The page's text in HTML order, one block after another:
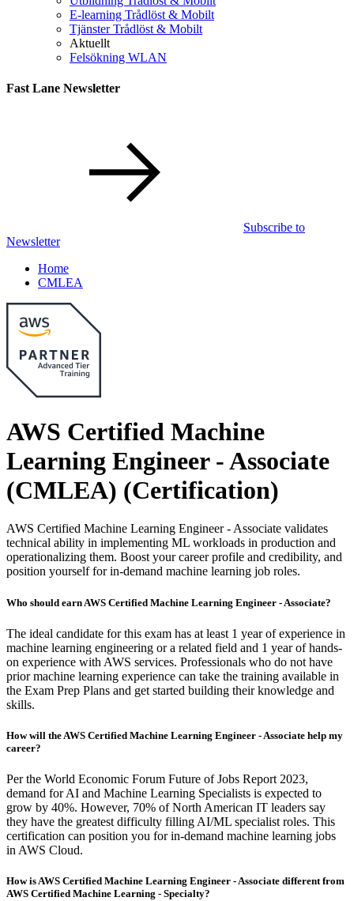
E-learning Trådlöst & Mobilt
Tjänster Trådlöst & Mobilt
Aktuellt
Felsökning WLAN
Fast Lane Newsletter
Subscribe to
Newsletter
Home
CMLEA
AWS Certified Machine
Learning Engineer - Associate
(CMLEA) (Certification)
AWS Certified Machine Learning Engineer - Associate validates
technical ability in implementing ML workloads in production and
operationalizing them. Boost your career profile and credibility, and
position yourself for in-demand machine learning job roles.
Who should earn AWS Certified Machine Learning Engineer - Associate?
The ideal candidate for this exam has at least 1 year of experience in
machine learning engineering or a related field and 1 year of hands-
on experience with AWS services. Professionals who do not have
prior machine learning experience can take the training available in
the Exam Prep Plans and get started building their knowledge and
skills.
How will the AWS Certified Machine Learning Engineer - Associate help my
career?
Per the World Economic Forum Future of Jobs Report 2023,
demand for AI and Machine Learning Specialists is expected to
grow by 40%. However, 70% of North American IT leaders say
they have the greatest difficulty filling AI/ML specialist roles. This
certification can position you for in-demand machine learning jobs
in AWS Cloud.
How is AWS Certified Machine Learning Engineer - Associate different from
AWS Certified Machine Learning - Specialty?